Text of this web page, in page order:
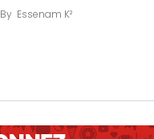
By Essenam K²